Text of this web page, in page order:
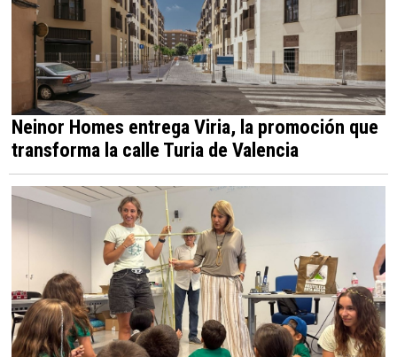
Neinor Homes entrega Viria, la promoción que
transforma la calle Turia de Valencia